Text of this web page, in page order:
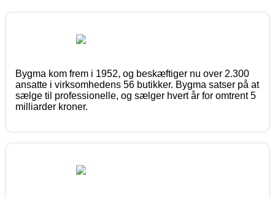
Bygma kom frem i 1952, og beskæftiger nu over 2.300
ansatte i virksomhedens 56 butikker. Bygma satser på at
sælge til professionelle, og sælger hvert år for omtrent 5
milliarder kroner.